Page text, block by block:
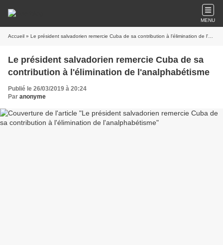
MENU
Accueil » Le président salvadorien remercie Cuba de sa contribution à l'élimination de l'analphabétisme
Le président salvadorien remercie Cuba de sa
contribution à l'élimination de l'analphabétisme
Publié le 26/03/2019 à 20:24
Par anonyme